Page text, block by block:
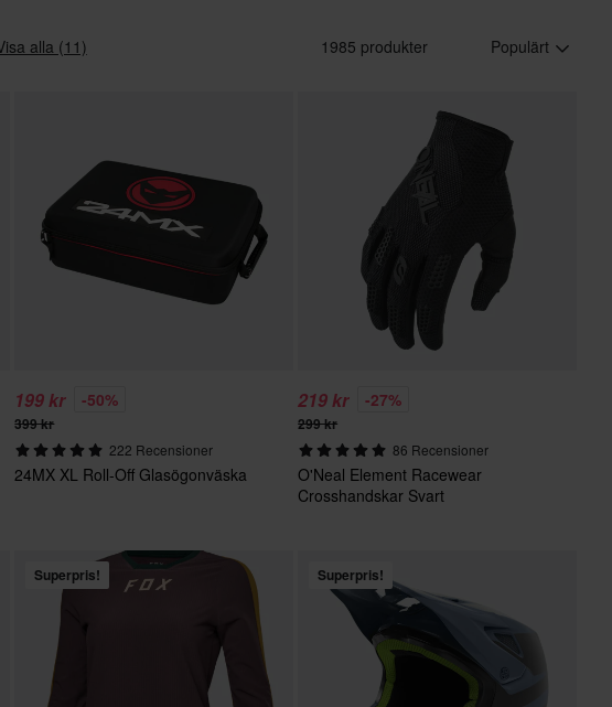
alla (11) 1985 produkter Populärt
199 kr -50%
399 kr
222 Recensioner
24MX XL Roll-Off Glasögonväska
219 kr -27%
299 kr
86 Recensioner
O'Neal Element Racewear
Crosshandskar Svart
Superpris! Superpris!